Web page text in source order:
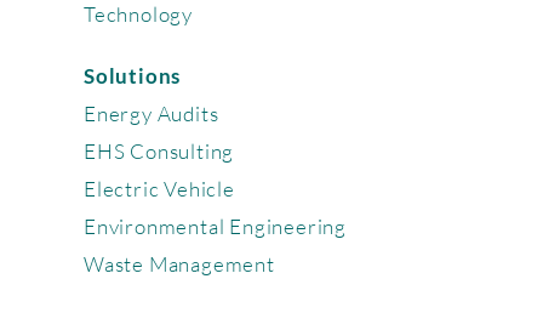
Technology
Solutions
Energy Audits
EHS Consulting
Electric Vehicle
Environmental Engineering
Waste Management